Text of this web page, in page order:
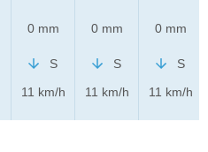
0 mm
S
11 km/h
0 mm
S
11 km/h
0 mm
S
11 km/h